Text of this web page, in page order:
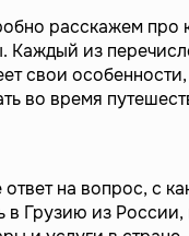
расскажем про
Каждый из
свои
во время
на вопрос, с
в Грузию из